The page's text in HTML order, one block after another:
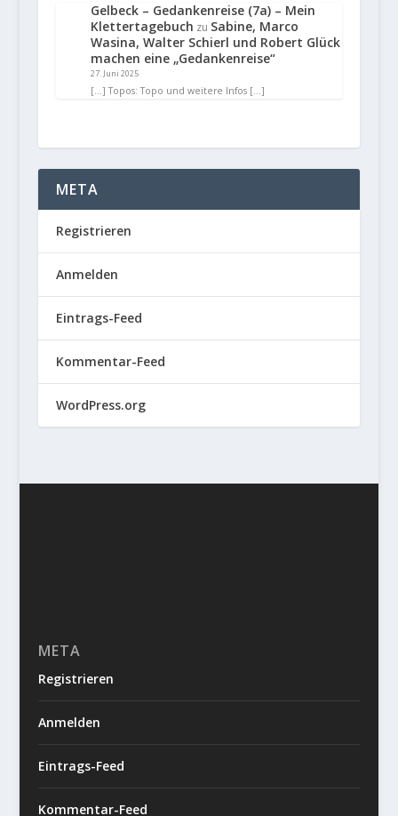
Gelbeck – Gedankenreise (7a) – Mein
Klettertagebuch zu Sabine, Marco
Wasina, Walter Schierl und Robert Glück
machen eine „Gedankenreise“
27. Juni 2025
[…] Topos: Topo und weitere Infos […]
META
Registrieren
Anmelden
Eintrags-Feed
Kommentar-Feed
WordPress.org
META
Registrieren
Anmelden
Eintrags-Feed
Kommentar-Feed